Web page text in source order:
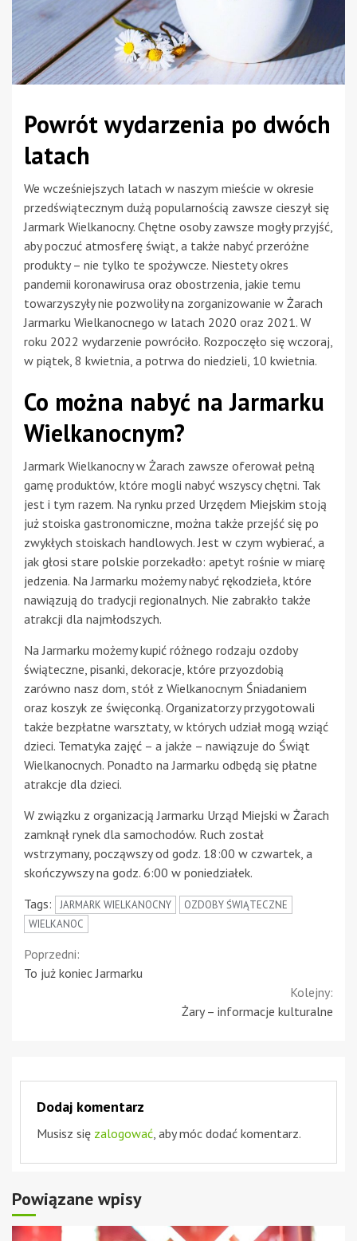
Powrót wydarzenia po dwóch
latach
We wcześniejszych latach w naszym mieście w okresie
przedświątecznym dużą popularnością zawsze cieszył się
Jarmark Wielkanocny. Chętne osoby zawsze mogły przyjść,
aby poczuć atmosferę świąt, a także nabyć przeróżne
produkty – nie tylko te spożywcze. Niestety okres
pandemii koronawirusa oraz obostrzenia, jakie temu
towarzyszyły nie pozwoliły na zorganizowanie w Żarach
Jarmarku Wielkanocnego w latach 2020 oraz 2021. W
roku 2022 wydarzenie powróciło. Rozpoczęło się wczoraj,
w piątek, 8 kwietnia, a potrwa do niedzieli, 10 kwietnia.
Co można nabyć na Jarmarku
Wielkanocnym?
Jarmark Wielkanocny w Żarach zawsze oferował pełną
gamę produktów, które mogli nabyć wszyscy chętni. Tak
jest i tym razem. Na rynku przed Urzędem Miejskim stoją
już stoiska gastronomiczne, można także przejść się po
zwykłych stoiskach handlowych. Jest w czym wybierać, a
jak głosi stare polskie porzekadło: apetyt rośnie w miarę
jedzenia. Na Jarmarku możemy nabyć rękodzieła, które
nawiązują do tradycji regionalnych. Nie zabrakło także
atrakcji dla najmłodszych.
Na Jarmarku możemy kupić różnego rodzaju ozdoby
świąteczne, pisanki, dekoracje, które przyozdobią
zarówno nasz dom, stół z Wielkanocnym Śniadaniem
oraz koszyk ze święconką. Organizatorzy przygotowali
także bezpłatne warsztaty, w których udział mogą wziąć
dzieci. Tematyka zajęć – a jakże – nawiązuje do Świąt
Wielkanocnych. Ponadto na Jarmarku odbędą się płatne
atrakcje dla dzieci.
W związku z organizacją Jarmarku Urząd Miejski w Żarach
zamknął rynek dla samochodów. Ruch został
wstrzymany, począwszy od godz. 18:00 w czwartek, a
skończywszy na godz. 6:00 w poniedziałek.
Tags:
JARMARK WIELKANOCNY
OZDOBY ŚWIĄTECZNE
WIELKANOC
Continue
Reading
Poprzedni:
To już koniec Jarmarku
Kolejny:
Żary – informacje kulturalne
Dodaj komentarz
Musisz się zalogować , aby móc dodać komentarz.
Powiązane wpisy